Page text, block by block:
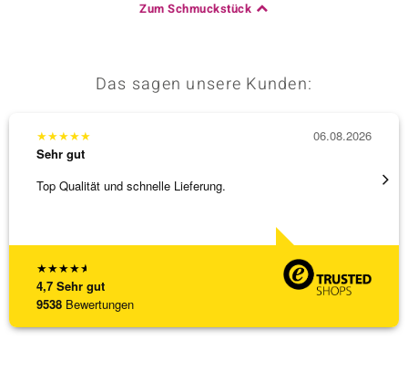
Zum Schmuckstück
Das sagen unsere Kunden:
★★★★★
4,7 Sehr gut
9538 Bewertungen
★★★★★
Sehr gut
Top Qualität und schnelle Lieferung.
06.08.2026
Bin